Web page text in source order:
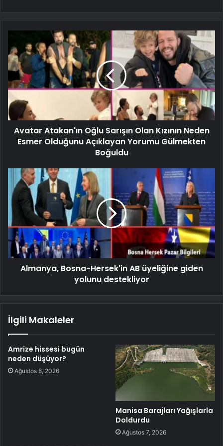
Avatar Atakan'ın Oğlu Sarışın Olan Kızının Neden
Esmer Olduğunu Açıklayan Yorumu Gülmekten
Boğuldu
Almanya, Bosna-Hersek'in AB üyeliğine giden
yolunu destekliyor
İlgili Makaleler
Amrize hissesi bugün
neden düşüyor?
Ağustos 8, 2026
Manisa Barajları Yağışlarla
Doldurdu
Ağustos 7, 2026